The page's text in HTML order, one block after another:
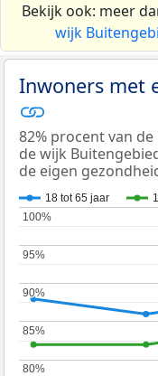
Bekijk ook: meer
wijk
Inwoners met
82% procent van
de wijk
de eigen
18 tot 65 jaar
80%
80%
85%
85%
90%
90%
95%
95%
100%
100%